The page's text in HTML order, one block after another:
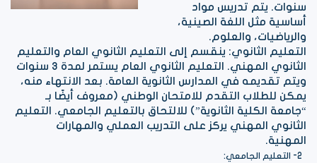
سنوات. يتم تدريس مواد
أساسية مثل اللغة الصينية،
والرياضيات، والعلوم.
التعليم الثانوي: ينقسم إلى التعليم الثانوي العام والتعليم
الثانوي المهني. التعليم الثانوي العام يستمر لمدة 3 سنوات
ويتم تقديمه في المدارس الثانوية العامة. بعد الانتهاء منه،
يمكن للطلاب التقدم للامتحان الوطني (معروف أيضًا بـ
“جامعة الكلية الثانوية”) للالتحاق بالتعليم الجامعي. التعليم
الثانوي المهني يركز على التدريب العملي والمهارات
المهنية.